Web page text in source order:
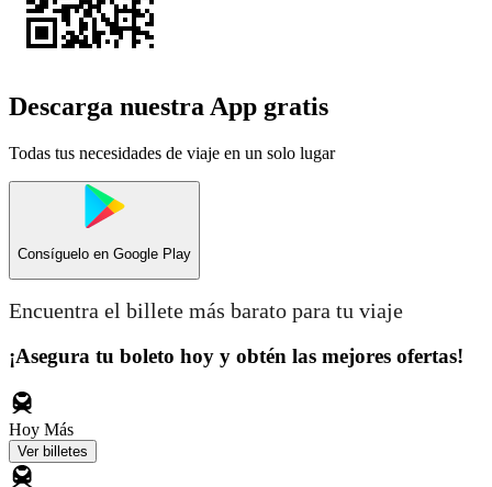
Descarga nuestra App gratis
Todas tus necesidades de viaje en un solo lugar
Consíguelo en Google Play
Encuentra el billete más barato para tu viaje
¡Asegura tu boleto hoy y obtén las mejores ofertas!
Hoy Más
Ver billetes